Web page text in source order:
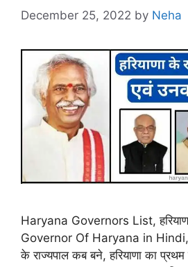
December 25, 2022 by Neha
Haryana Governors List,
Governor Of Haryana in Hindi,
के राज्यपाल कब बने, हरियाणा का प्रथम